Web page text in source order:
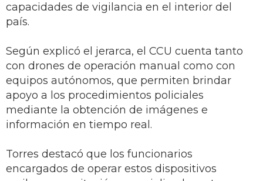
capacidades de vigilancia en el interior del
país.
Según explicó el jerarca, el CCU cuenta tanto
con drones de operación manual como con
equipos autónomos, que permiten brindar
apoyo a los procedimientos policiales
mediante la obtención de imágenes e
información en tiempo real.
Torres destacó que los funcionarios
encargados de operar estos dispositivos